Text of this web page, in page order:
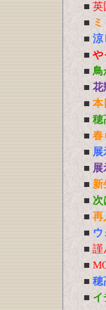
■ 英
■
■ 涼
■ や
■ 鳥
■ 花
■ 本
■ 穂
■ 春
■ 展
■
■ 新
■ 次
■ 再
■ ウ
■ 謹
■
■ 穂
■ イ